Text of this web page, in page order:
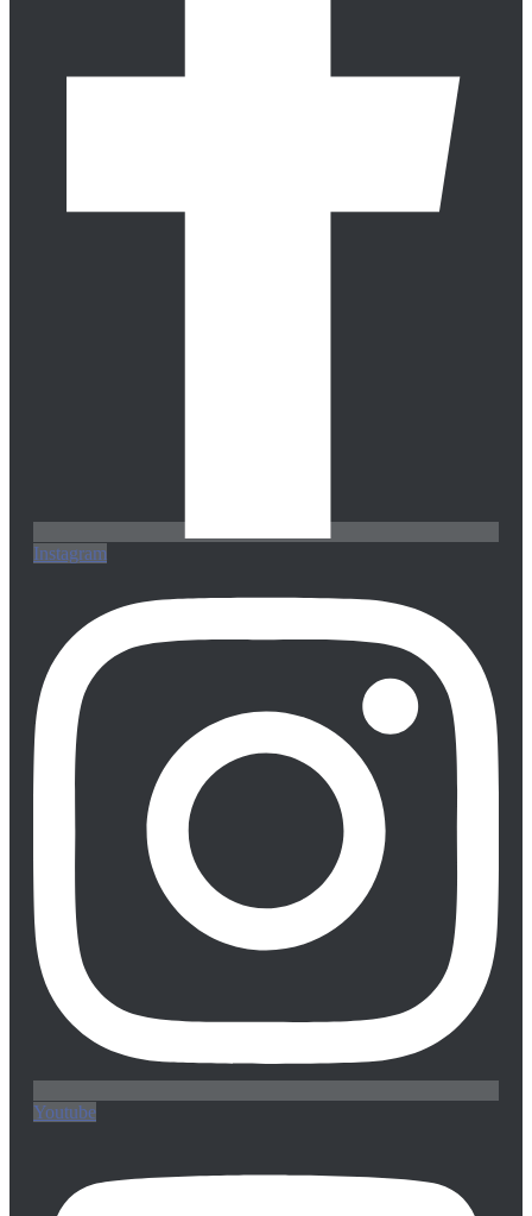
Instagram
Youtube